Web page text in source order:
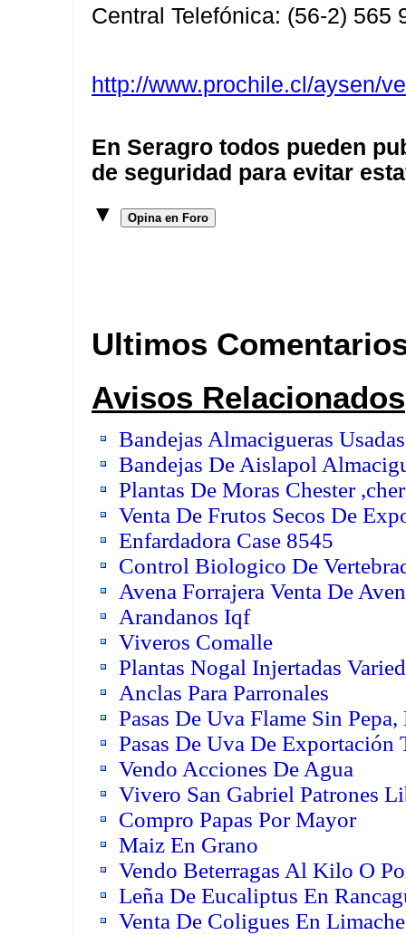
Central Telefónica: (56-2) 565
http://www.prochile.cl/aysen/
En Seragro todos pueden
de seguridad para evitar
▼
Opina en Foro
Ultimos
Avisos Relacionados
Bandejas Almacigueras Usadas
Bandejas De Aislapol
Plantas De Moras Chester
Venta De Frutos Secos De
Enfardadora Case 8545
Control Biologico De
Avena Forrajera Venta De
Arandanos Iqf
Viveros Comalle
Plantas Nogal Injertadas
Anclas Para Parronales
Pasas De Uva Flame Sin
Pasas De Uva De Exportación
Vendo Acciones De Agua
Vivero San Gabriel Patrones
Compro Papas Por Mayor
Maiz En Grano
Vendo Beterragas Al Kilo O
Leña De Eucaliptus En
Venta De Coligues En Limache